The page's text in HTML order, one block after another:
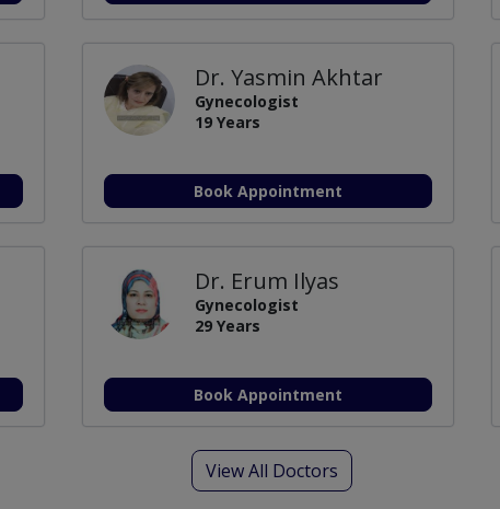
Dr. Yasmin Akhtar
Gynecologist
19 Years
Book Appointment
Dr. Erum Ilyas
Gynecologist
29 Years
Book Appointment
View All Doctors